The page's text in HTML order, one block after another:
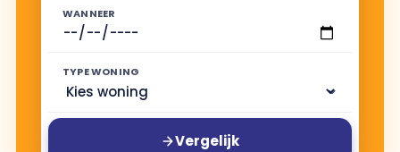
WANNEER
TYPE WONING
Vergelijk